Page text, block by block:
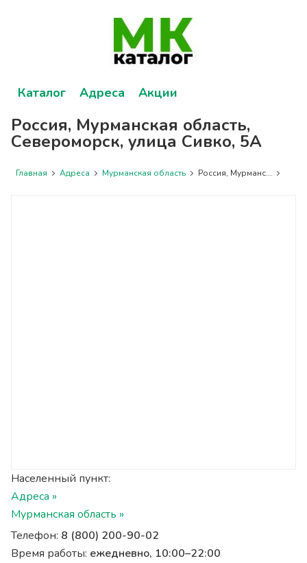
Каталог Адреса Акции
Россия, Мурманская область,
Североморск, улица Сивко, 5А
Главная Адреса Мурманская область Россия, Мурманс...
Населенный пункт:
Адреса »
Мурманская область »
Телефон: 8 (800) 200-90-02
Время работы: ежедневно, 10:00–22:00